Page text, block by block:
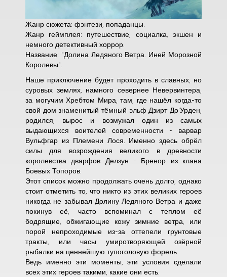
Жанр сюжета: фэнтези, попаданцы.
Жанр геймплея: путешествие, социалка, экшен и
немного детективный хоррор.
Название: "Долина Ледяного Ветра. Иней Морозной
Королевы".
Наше приключение будет проходить в славных, но
суровых землях, намного севернее Невервинтера,
за могучим Хребтом Мира, там, где нашёл когда-то
свой дом знаменитый тёмный эльф Дзирт До'Урден,
родился, вырос и возмужал один из самых
выдающихся воителей современности - варвар
Вульфгар из Племени Лося. Именно здесь обрёл
силы для возрождения великого в древности
королевства дварфов Делзун - Бренор из клана
Боевых Топоров.
Этот список можно продолжать очень долго, однако
стоит отметить то, что никто из этих великих героев
никогда не забывал Долину Ледяного Ветра и даже
покинув её, часто вспоминал с теплом её
бодрящие, обжигающие кожу зимние ветра, или
порой непроходимые из-за оттепели грунтовые
тракты, или часы умиротворяющей озёрной
рыбалки на ценнейшую тупоголовую форель.
Ведь именно эти моменты, эти условия сделали
всех этих героев такими, какие они есть.